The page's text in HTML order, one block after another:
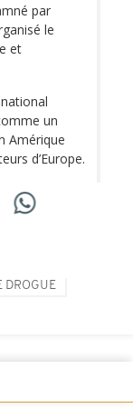
par
le
et
un
Amérique
d’Europe.
DROGUE